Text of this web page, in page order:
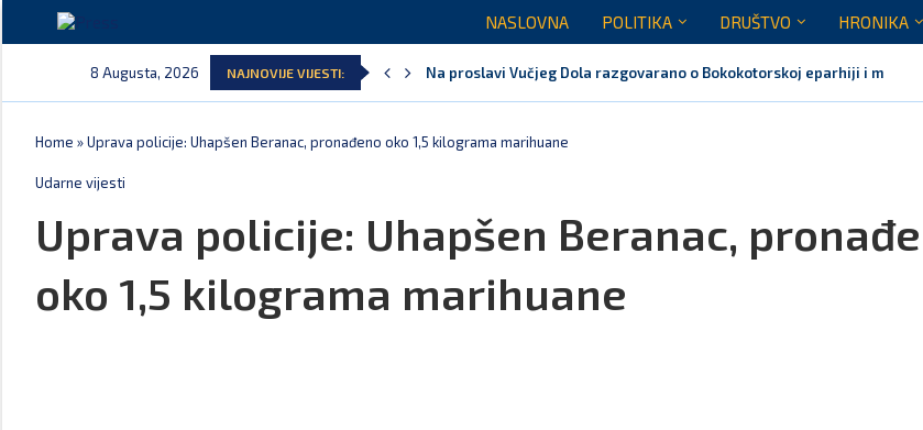
NASLOVNA POLITIKA DRUŠTVO HRONIKA
8 Augusta, 2026 NAJNOVIJE VIJESTI: Na proslavi Vučjeg Dola razgovarano o Bokokotorskoj eparhiji i
Home »Uprava policije: Uhapšen Beranac, pronađeno oko 1,5 kilograma marihuane
Udarne vijesti
Uprava policije: Uhapšen Beranac,
oko 1,5 kilograma marihuane